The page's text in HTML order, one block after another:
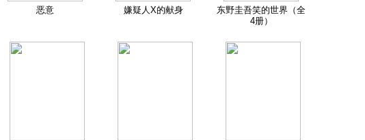
恶意 嫌疑人X的献身
东野圭吾笑的世界（全
4册）